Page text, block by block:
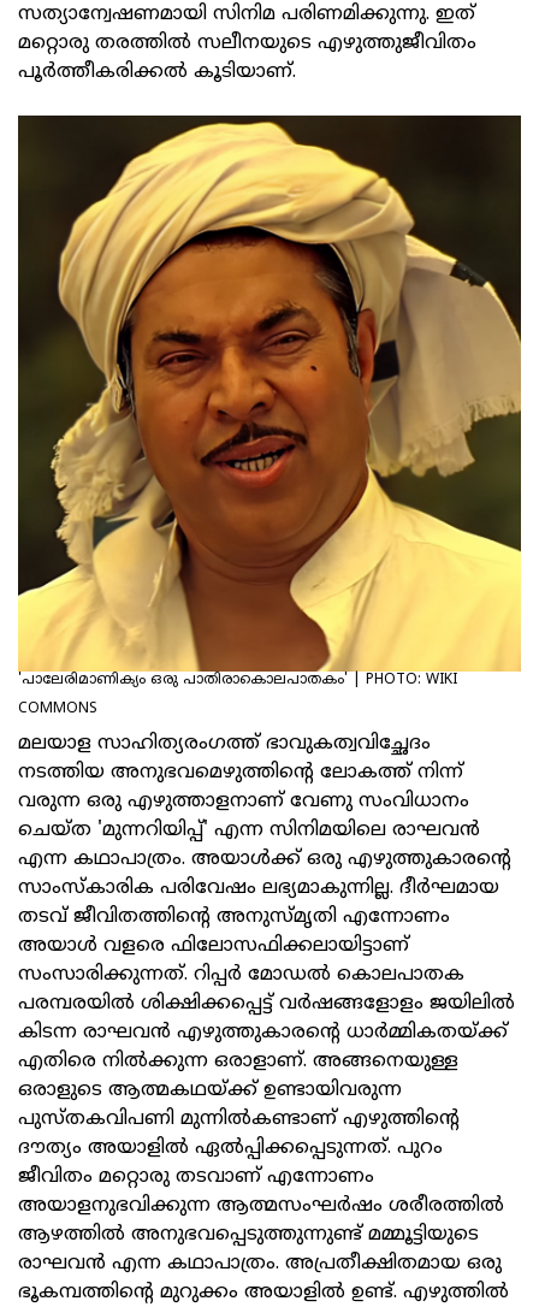
സത്യാന്വേഷണമായി സിനിമ പരിണമിക്കുന്നു. ഇത്
മറ്റൊരു തരത്തില്‍ സലീനയുടെ എഴുത്തുജീവിതം
പൂര്‍ത്തീകരിക്കല്‍ കൂടിയാണ്.
'പാലേരിമാണിക്യം ഒരു പാതിരാകൊലപാതകം' | PHOTO: WIKI
COMMONS
മലയാള സാഹിത്യരംഗത്ത് ഭാവുകത്വവിച്ഛേദം
നടത്തിയ അനുഭവമെഴുത്തിന്റെ ലോകത്ത് നിന്ന്
വരുന്ന ഒരു എഴുത്താളനാണ് വേണു സംവിധാനം
ചെയ്ത 'മുന്നറിയിപ്പ്' എന്ന സിനിമയിലെ രാഘവന്‍
എന്ന കഥാപാത്രം. അയാള്‍ക്ക് ഒരു എഴുത്തുകാരന്റെ
സാംസ്‌കാരിക പരിവേഷം ലഭ്യമാകുന്നില്ല. ദീര്‍ഘമായ
തടവ് ജീവിതത്തിന്റെ അനുസ്മൃതി എന്നോണം
അയാള്‍ വളരെ ഫിലോസഫിക്കലായിട്ടാണ്
സംസാരിക്കുന്നത്. റിപ്പര്‍ മോഡല്‍ കൊലപാതക
പരമ്പരയില്‍ ശിക്ഷിക്കപ്പെട്ട് വര്‍ഷങ്ങളോളം ജയിലില്‍
കിടന്ന രാഘവന്‍ എഴുത്തുകാരന്റെ ധാര്‍മ്മികതയ്ക്ക്
എതിരെ നില്‍ക്കുന്ന ഒരാളാണ്. അങ്ങനെയുള്ള
ഒരാളുടെ ആത്മകഥയ്ക്ക് ഉണ്ടായിവരുന്ന
പുസ്തകവിപണി മുന്നില്‍കണ്ടാണ് എഴുത്തിന്റെ
ദൗത്യം അയാളില്‍ ഏല്‍പ്പിക്കപ്പെടുന്നത്. പുറം
ജീവിതം മറ്റൊരു തടവാണ് എന്നോണം
അയാളനുഭവിക്കുന്ന ആത്മസംഘര്‍ഷം ശരീരത്തില്‍
ആഴത്തില്‍ അനുഭവപ്പെടുത്തുന്നുണ്ട് മമ്മൂട്ടിയുടെ
രാഘവന്‍ എന്ന കഥാപാത്രം. അപ്രതീക്ഷിതമായ ഒരു
ഭൂകമ്പത്തിന്റെ മുറുക്കം അയാളില്‍ ഉണ്ട്. എഴുത്തില്‍